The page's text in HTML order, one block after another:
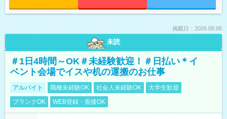
掲載日：2026.08.06
未読
＃1日4時間～OK＃未経験歓迎！＃日払い＊イ
ベント会場でイスや机の運搬のお仕事
アルバイト 職種未経験OK 社会人未経験OK
大学生歓迎
ブランクOK
WEB登録・面接OK